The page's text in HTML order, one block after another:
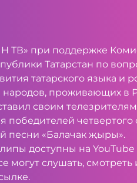
ТВ» при поддержке
Татарстан по
татарского языка и
народов, проживающих в
своим
победителей четвертого
песни «Балачак җыры».
доступны на
могут слушать, смотреть
.